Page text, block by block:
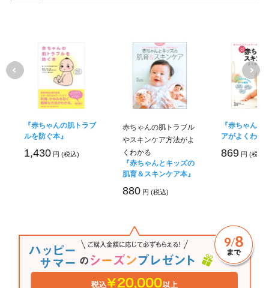
『赤ちゃんの肌トラブ
ルを防ぐ本』
1,430 円 (税込)
赤ちゃんの肌トラブル
やスキンケア方法がよ
くわかる
『赤ちゃんとキッズの
肌育＆スキンケア本』
880 円 (税込)
『赤ちゃんの
アがよくわか
869 円 (税込)